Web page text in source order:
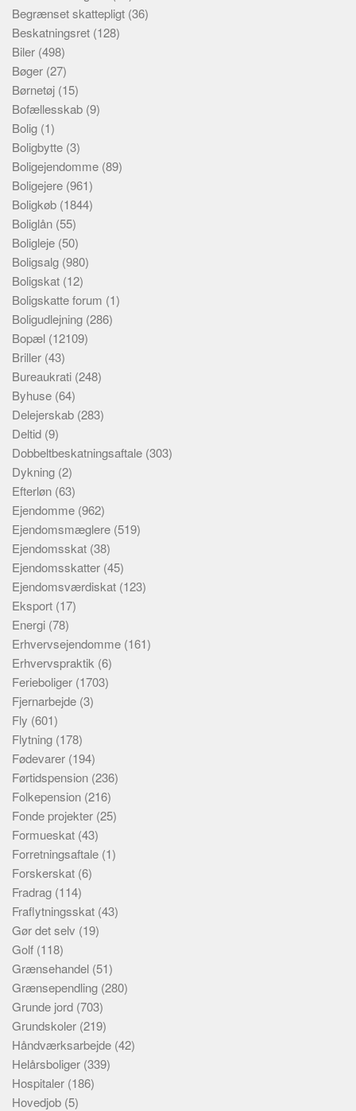
Begrænset skattepligt (36)
Beskatningsret (128)
Biler (498)
Bøger (27)
Børnetøj (15)
Bofællesskab (9)
Bolig (1)
Boligbytte (3)
Boligejendomme (89)
Boligejere (961)
Boligkøb (1844)
Boliglån (55)
Boligleje (50)
Boligsalg (980)
Boligskat (12)
Boligskatte forum (1)
Boligudlejning (286)
Bopæl (12109)
Briller (43)
Bureaukrati (248)
Byhuse (64)
Delejerskab (283)
Deltid (9)
Dobbeltbeskatningsaftale (303)
Dykning (2)
Efterløn (63)
Ejendomme (962)
Ejendomsmæglere (519)
Ejendomsskat (38)
Ejendomsskatter (45)
Ejendomsværdiskat (123)
Eksport (17)
Energi (78)
Erhvervsejendomme (161)
Erhvervspraktik (6)
Ferieboliger (1703)
Fjernarbejde (3)
Fly (601)
Flytning (178)
Fødevarer (194)
Førtidspension (236)
Folkepension (216)
Fonde projekter (25)
Formueskat (43)
Forretningsaftale (1)
Forskerskat (6)
Fradrag (114)
Fraflytningsskat (43)
Gør det selv (19)
Golf (118)
Grænsehandel (51)
Grænsependling (280)
Grunde jord (703)
Grundskoler (219)
Håndværksarbejde (42)
Helårsboliger (339)
Hospitaler (186)
Hovedjob (5)